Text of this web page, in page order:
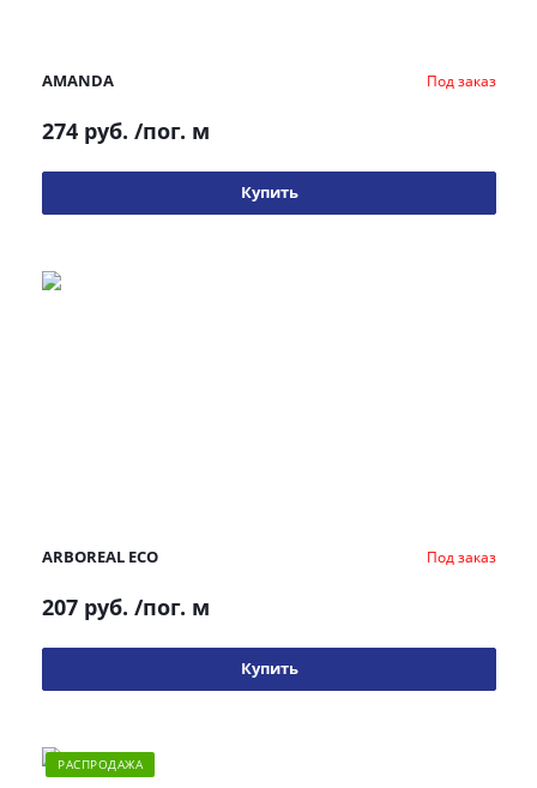
AMANDA Под заказ
274 руб. /пог. м
Купить
ARBOREAL ECO Под заказ
207 руб. /пог. м
Купить
РАСПРОДАЖА